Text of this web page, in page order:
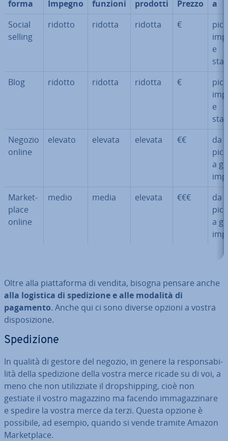
for­ma
Impegno
funzioni
prodotti
Prezzo
a
Social
selling
ridotto ridotta ridotta €
e
Blog
ridotto ridotta ridotta €
e
Negozio
online
elevato elevata elevata €€
da
a
Mar­ket­
pla­ce
online
medio media elevata €€€
da
a
Oltre alla piat­ta­for­ma di vendita, bisogna pensare anche
alla logistica di spe­di­zio­ne e alle modalità di
pagamento. Anche qui ci sono diverse opzioni a vostra
di­spo­si­zio­ne.
Spe­di­zio­ne
In qualità di gestore del negozio, in genere la re­spon­sa­bi­
li­tà della spe­di­zio­ne della vostra merce ricade su di voi, a
meno che non uti­liz­zia­te il drop­ship­ping, cioè non
gestiate il vostro magazzino ma facendo im­ma­gaz­zi­na­re
e spedire la vostra merce da terzi. Questa opzione è
possibile, ad esempio, quando si vende tramite Amazon
Mar­ket­pla­ce.